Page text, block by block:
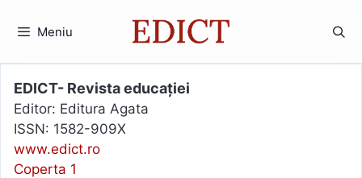
Meniu
EDICT- Revista educației
Editor: Editura Agata
ISSN: 1582-909X
www.edict.ro
Coperta 1